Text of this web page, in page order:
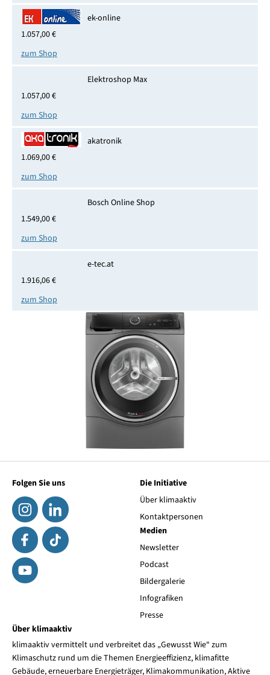
ek-online
1.057,00 €
zum Shop
Elektroshop Max
1.057,00 €
zum Shop
akatronik
1.069,00 €
zum Shop
Bosch Online Shop
1.549,00 €
zum Shop
e-tec.at
1.916,06 €
zum Shop
Folgen Sie uns
Die Initiative
Über klimaaktiv
Kontaktpersonen
Medien
Newsletter
Podcast
Bildergalerie
Infografiken
Presse
Über klimaaktiv
klimaaktiv vermittelt und verbreitet das „Gewusst Wie“ zum
Klimaschutz rund um die Themen Energieeffizienz, klimafitte
Gebäude, erneuerbare Energieträger, Klimakommunikation, Aktive